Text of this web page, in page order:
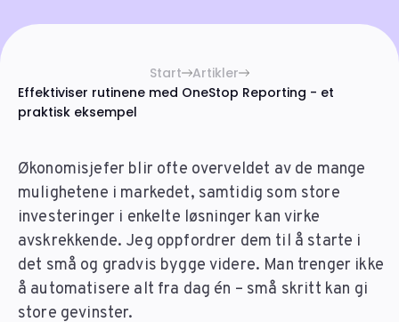
Start
Artikler
Effektiviser rutinene med OneStop Reporting - et
praktisk eksempel
Økonomisjefer blir ofte overveldet av de mange
mulighetene i markedet, samtidig som store
investeringer i enkelte løsninger kan virke
avskrekkende. Jeg oppfordrer dem til å starte i
det små og gradvis bygge videre. Man trenger ikke
å automatisere alt fra dag én – små skritt kan gi
store gevinster.